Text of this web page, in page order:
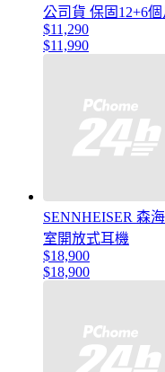
公司貨 保固12+6
$11,290
$11,990
SENNHEISER 森
室開放式耳機
$18,900
$18,900